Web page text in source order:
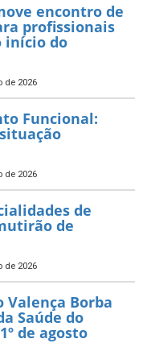
encontro de
profissionais
início do
de 2026
Funcional:
de 2026
de
de
de 2026
Valença Borba
Saúde do
de agosto